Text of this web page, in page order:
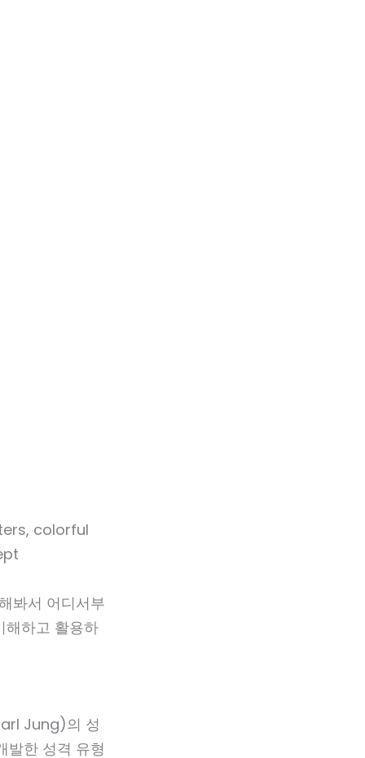
봐서 어디서부
해하고 활용하
Jung)의 성
발한 성격 유형